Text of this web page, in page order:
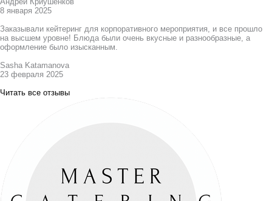
8 января 2025
Заказывали кейтеринг для корпоративного мероприятия, и все прошло
на высшем уровне! Блюда были очень вкусные и разнообразные, а
оформление было изысканным.
Sasha Katamanova
23 февраля 2025
Читать все отзывы